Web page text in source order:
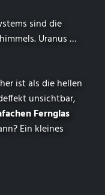
sind die
Uranus …
ist als die hellen
unsichtbar,
Fernglas
Ein kleines